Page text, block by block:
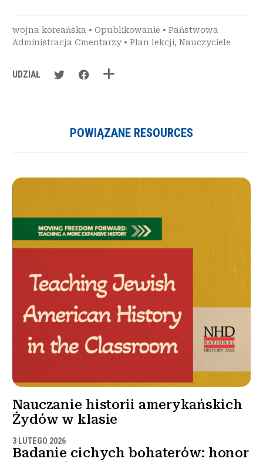
wojna koreańska • Opublikowanie • Państwowa
Administracja Cmentarzy • Plan lekcji, Nauczyciele
UDZIAŁ
POWIĄZANE RESOURCES
Nauczanie historii amerykańskich
Żydów w klasie
3 LUTEGO 2026
Badanie cichych bohaterów: honor